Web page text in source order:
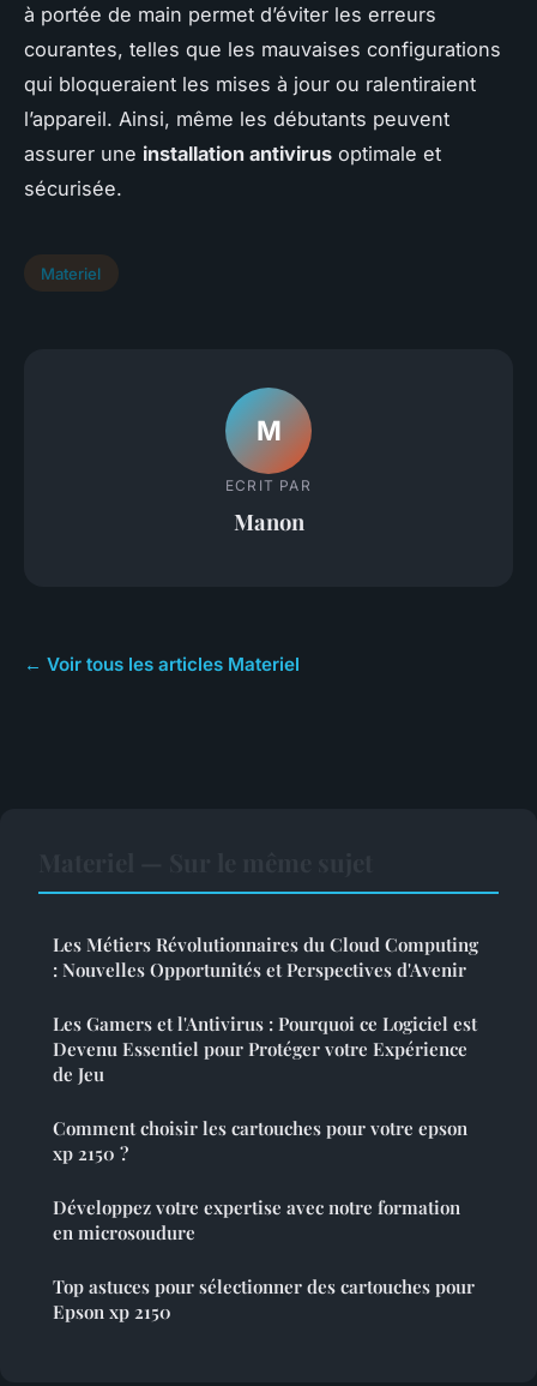
à portée de main permet d’éviter les erreurs
courantes, telles que les mauvaises configurations
qui bloqueraient les mises à jour ou ralentiraient
l’appareil. Ainsi, même les débutants peuvent
assurer une installation antivirus optimale et
sécurisée.
Materiel
M
ECRIT PAR
Manon
← Voir tous les articles Materiel
Les Métiers Révolutionnaires du Cloud Computing
: Nouvelles Opportunités et Perspectives d'Avenir
Les Gamers et l'Antivirus : Pourquoi ce Logiciel est
Devenu Essentiel pour Protéger votre Expérience
de Jeu
Comment choisir les cartouches pour votre epson
xp 2150 ?
Développez votre expertise avec notre formation
en microsoudure
Top astuces pour sélectionner des cartouches pour
Epson xp 2150